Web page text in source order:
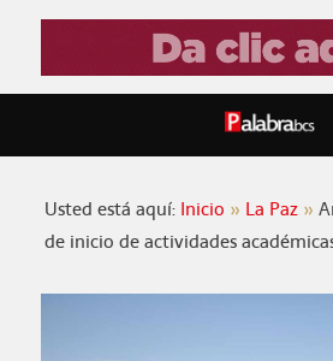
Usted está aquí: Inicio La Paz
de inicio de actividades